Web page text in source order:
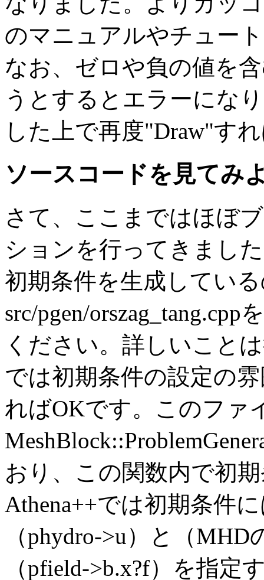
のマニュアルやチュー
なお、ゼロや負の値を
うとするとエラーにな
した上で再度"Draw"す
ソースコードを見てみ
さて、ここまではほぼ
ションを行ってきまし
初期条件を生成してい
src/pgen/
ください。詳しいこと
では初期条件の設定の
ればOKです。このファ
おり、この関数内で初
Athena++では初期条件
（phydro->u）と（
（pfield->b.x?f）を指定